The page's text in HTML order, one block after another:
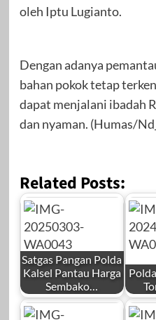
oleh Iptu Lugianto.
Dengan adanya
bahan pokok tetap
dapat menjalani ibadah
dan nyaman. (Humas/
Related Posts:
Satgas Pangan Polda
Kalsel Pantau Harga
Sembako…